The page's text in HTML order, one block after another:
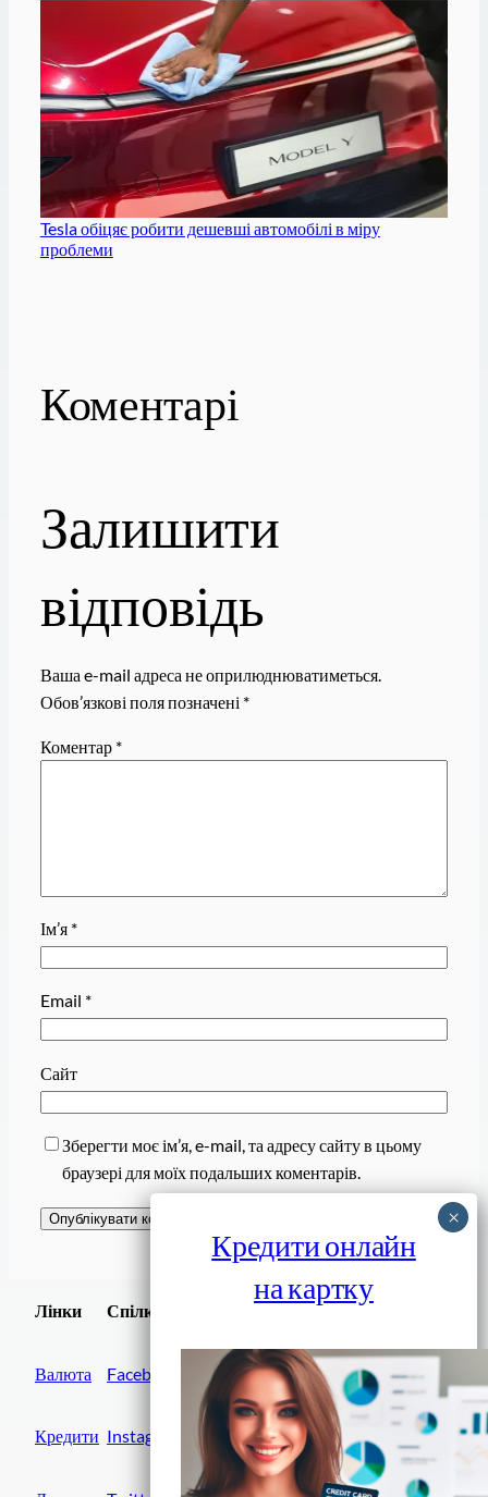
Tesla обіцяє робити дешевші автомобілі в міру
проблеми
Коментарі
Залишити
відповідь
Ваша e-mail адреса не оприлюднюватиметься.
Обов’язкові поля позначені *
Коментар *
Ім’я *
Email *
Сайт
Зберегти моє ім’я, e-mail, та адресу сайту в цьому
браузері для моїх подальших коментарів.
Лінки
Валюта
Кредити
Спілки
Facebook
Instagram
Завантажити
Кредити онлайн
на картку